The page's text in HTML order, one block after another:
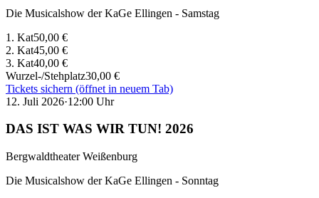
Die Musicalshow der KaGe Ellingen - Samstag
1. Kat50,00 €
2. Kat45,00 €
3. Kat40,00 €
Wurzel-/Stehplatz30,00 €
Tickets sichern (öffnet in neuem Tab)
12. Juli 2026·12:00 Uhr
DAS IST WAS WIR TUN! 2026
Bergwaldtheater Weißenburg
Die Musicalshow der KaGe Ellingen - Sonntag